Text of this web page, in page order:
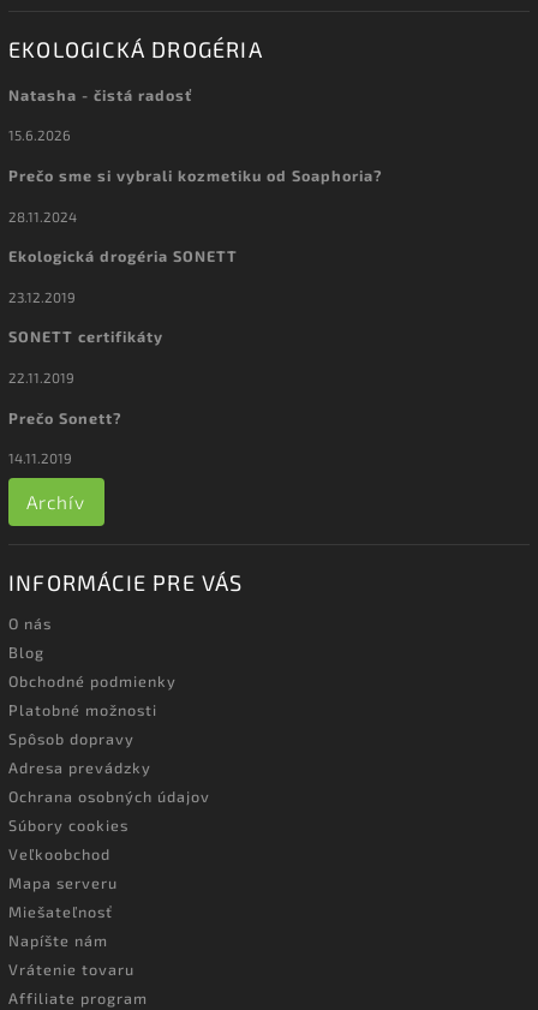
EKOLOGICKÁ DROGÉRIA
Natasha - čistá radosť
15.6.2026
Prečo sme si vybrali kozmetiku od Soaphoria?
28.11.2024
Ekologická drogéria SONETT
23.12.2019
SONETT certifikáty
22.11.2019
Prečo Sonett?
14.11.2019
Archív
INFORMÁCIE PRE VÁS
O nás
Blog
Obchodné podmienky
Platobné možnosti
Spôsob dopravy
Adresa prevádzky
Ochrana osobných údajov
Súbory cookies
Veľkoobchod
Mapa serveru
Miešateľnosť
Napíšte nám
Vrátenie tovaru
Affiliate program